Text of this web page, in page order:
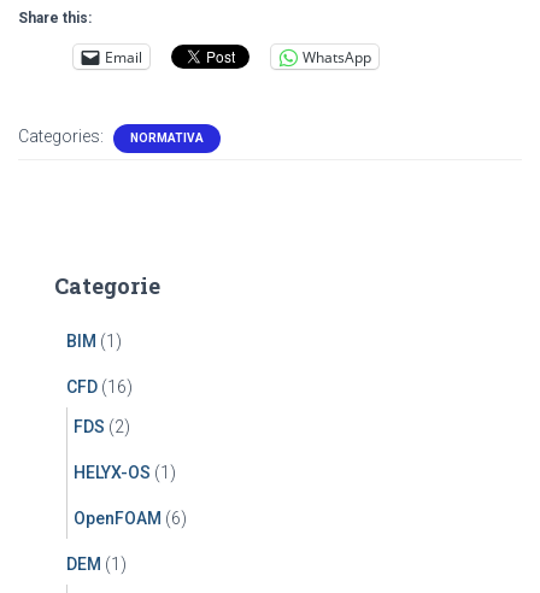
Share this:
Email WhatsApp
Categories: NORMATIVA
Categorie
BIM (1)
CFD (16)
FDS (2)
HELYX-OS (1)
OpenFOAM (6)
DEM (1)